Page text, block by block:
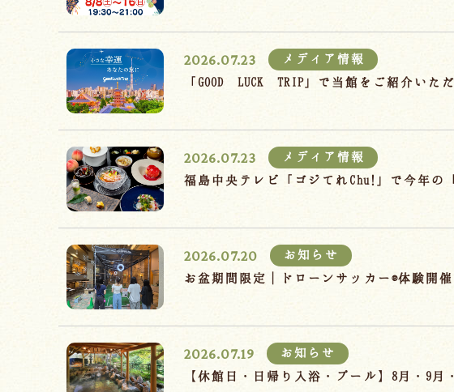
2026.07.23
メディア情報
「GOOD LUCK TRIP」で当館をご紹介いた
2026.07.23
メディア情報
福島中央テレビ「ゴジてれChu!」で今年の
2026.07.20
お知らせ
お盆期間限定｜ドローンサッカー®体験開
2026.07.19
お知らせ
【休館日・日帰り入浴・プール】8月・9月